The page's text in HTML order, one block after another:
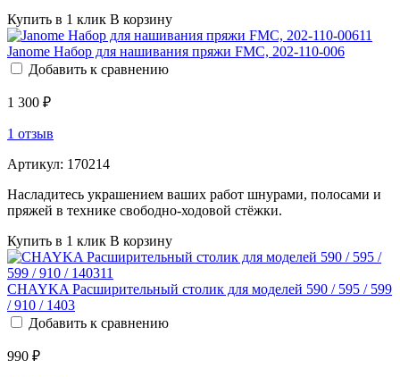
Купить в 1 клик В корзину
Janome Набор для нашивания пряжи FMC, 202-110-006
Добавить к сравнению
1 300 ₽
1 отзыв
Артикул: 170214
Насладитесь украшением ваших работ шнурами, полосами и
пряжей в технике свободно-ходовой стёжки.
Купить в 1 клик В корзину
CHAYKA Расширительный столик для моделей 590 / 595 / 599
/ 910 / 1403
Добавить к сравнению
990 ₽